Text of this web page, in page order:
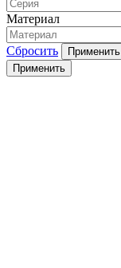
Материал
Сбросить